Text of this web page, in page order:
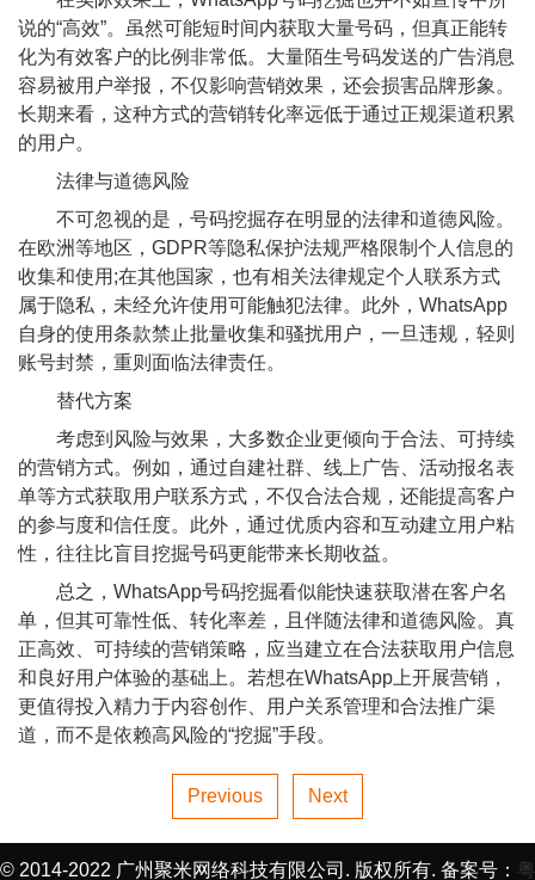
说的“高效”。虽然可能短时间内获取大量号码，但真正能转
化为有效客户的比例非常低。大量陌生号码发送的广告消息
容易被用户举报，不仅影响营销效果，还会损害品牌形象。
长期来看，这种方式的营销转化率远低于通过正规渠道积累
的用户。
法律与道德风险
不可忽视的是，号码挖掘存在明显的法律和道德风险。
在欧洲等地区，GDPR等隐私保护法规严格限制个人信息的
收集和使用;在其他国家，也有相关法律规定个人联系方式
属于隐私，未经允许使用可能触犯法律。此外，WhatsApp
自身的使用条款禁止批量收集和骚扰用户，一旦违规，轻则
账号封禁，重则面临法律责任。
替代方案
考虑到风险与效果，大多数企业更倾向于合法、可持续
的营销方式。例如，通过自建社群、线上广告、活动报名表
单等方式获取用户联系方式，不仅合法合规，还能提高客户
的参与度和信任度。此外，通过优质内容和互动建立用户粘
性，往往比盲目挖掘号码更能带来长期收益。
总之，WhatsApp号码挖掘看似能快速获取潜在客户名
单，但其可靠性低、转化率差，且伴随法律和道德风险。真
正高效、可持续的营销策略，应当建立在合法获取用户信息
和良好用户体验的基础上。若想在WhatsApp上开展营销，
更值得投入精力于内容创作、用户关系管理和合法推广渠
道，而不是依赖高风险的“挖掘”手段。
Previous Next
© 2014-2022 广州聚米网络科技有限公司. 版权所有. 备案号： 粤